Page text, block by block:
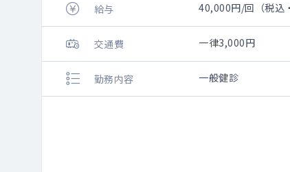
給与 40,000円/回（税込
交通費 一律3,000円
勤務内容 一般健診